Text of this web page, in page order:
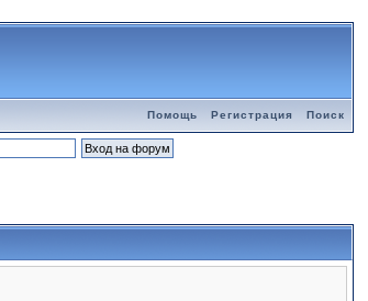
Помощь Регистрация Поиск